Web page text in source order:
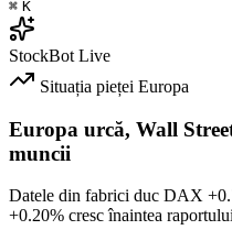
⌘ K
StockBot Live
Situația pieței Europa
Europa urcă, Wall
muncii
Datele din fabrici duc DAX
+0.20% cresc înaintea